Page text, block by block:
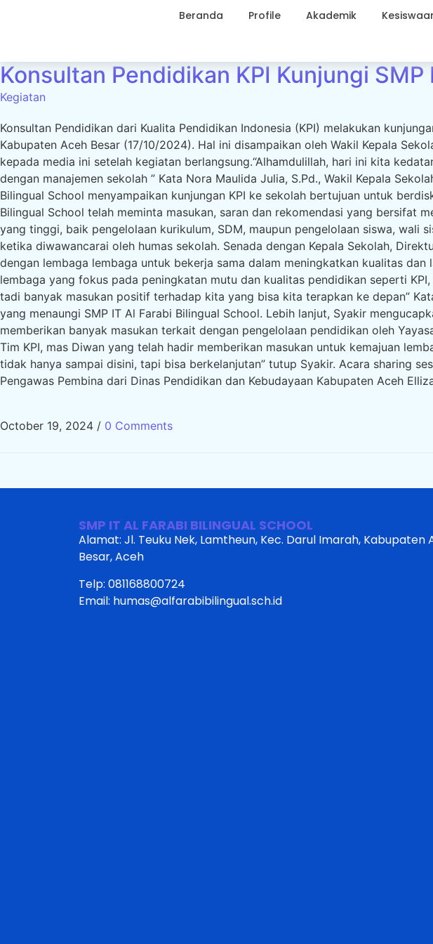
Beranda Profile Akademik
Konsultan Pendidikan KPI Kunjungi SMP
Kegiatan
Konsultan Pendidikan dari Kualita Pendidikan Indonesia (KPI) melakukan
Kabupaten Aceh Besar (17/10/2024). Hal ini disampaikan oleh Wakil Kepala
kepada media ini setelah kegiatan berlangsung.“Alhamdulillah, hari ini kita
dengan manajemen sekolah ” Kata Nora Maulida Julia, S.Pd., Wakil Kepala
Bilingual School menyampaikan kunjungan KPI ke sekolah bertujuan untuk
Bilingual School telah meminta masukan, saran dan rekomendasi yang bersifat
yang tinggi, baik pengelolaan kurikulum, SDM, maupun pengelolaan siswa, wali
ketika diwawancarai oleh humas sekolah. Senada dengan Kepala Sekolah,
dengan lembaga lembaga untuk bekerja sama dalam meningkatkan kualitas
lembaga yang fokus pada peningkatan mutu dan kualitas pendidikan seperti
tadi banyak masukan positif terhadap kita yang bisa kita terapkan ke depan”
yang menaungi SMP IT Al Farabi Bilingual School. Lebih lanjut, Syakir
memberikan banyak masukan terkait dengan pengelolaan pendidikan oleh
Tim KPI, mas Diwan yang telah hadir memberikan masukan untuk kemajuan
tidak hanya sampai disini, tapi bisa berkelanjutan” tutup Syakir. Acara sharing
Pengawas Pembina dari Dinas Pendidikan dan Kebudayaan Kabupaten Aceh
October 19, 2024 / 0 Comments
SMP IT AL FARABI BILINGUAL SCHOOL
Alamat: Jl. Teuku Nek, Lamtheun, Kec. Darul Imarah, Kabupaten
Besar, Aceh
Telp: 081168800724
Email: humas@alfarabibilingual.sch.id